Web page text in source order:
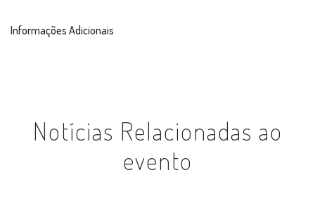
Informações Adicionais
Notícias Relacionadas ao
evento